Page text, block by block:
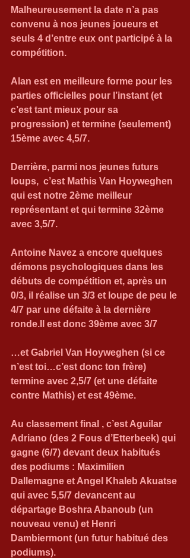
Malheureusement la date n’a pas
convenu à nos jeunes joueurs et
seuls 4 d’entre eux ont participé à la
compétition.
Alan est en meilleure forme pour les
parties officielles pour l’instant (et
c’est tant mieux pour sa
progression) et termine (seulement)
15ème avec 4,5/7.
Derrière, parmi nos jeunes futurs
loups,  c’est Mathis Van Hoyweghen
qui est notre 2ème meilleur
représentant et qui termine 32ème
avec 3,5/7.
Antoine Navez a encore quelques
démons psychologiques dans les
débuts de compétition et, après un
0/3, il réalise un 3/3 et loupe de peu le
4/7 par une défaite à la dernière
ronde.Il est donc 39ème avec 3/7
…et Gabriel Van Hoyweghen (si ce
n’est toi…c’est donc ton frère)
termine avec 2,5/7 (et une défaite
contre Mathis) et est 49ème.
Au classement final , c’est Aguilar
Adriano (des 2 Fous d’Etterbeek) qui
gagne (6/7) devant deux habitués
des podiums : Maximilien
Dallemagne et Angel Khaleb Akuatse
qui avec 5,5/7 devancent au
départage Boshra Abanoub (un
nouveau venu) et Henri
Dambiermont (un futur habitué des
podiums).